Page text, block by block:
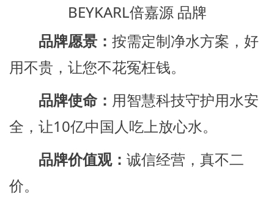
BEYKARL倍嘉源 品牌
品牌愿景： 按需定制净水方案，好
用不贵，让您不花冤枉钱。
品牌使命： 用智慧科技守护用水安
全，让10亿中国人吃上放心水。
品牌价值观： 诚信经营，真不二
价。